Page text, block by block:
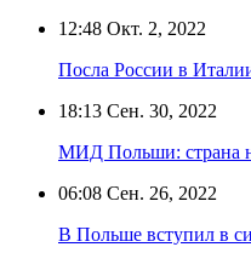
12:48 Окт. 2, 2022
Посла России в
18:13 Сен. 30, 2022
МИД Польши: страна
06:08 Сен. 26, 2022
В Польше вступил в